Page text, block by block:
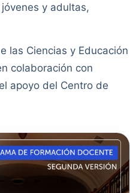
y adultas,
las Ciencias y Educación
colaboración con
apoyo del Centro de